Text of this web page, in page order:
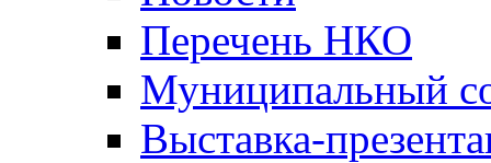
Перечень НКО
Муниципальный
Выставка-